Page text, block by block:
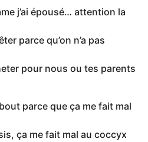
j’ai épousé… attention la
parce qu’on n’a pas
pour nous ou tes parents
parce que ça me fait mal
ça me fait mal au coccyx